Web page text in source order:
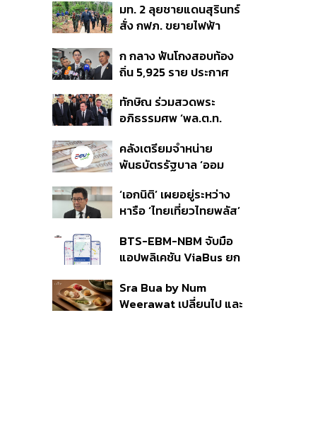
ชายแดน ท่าเรือน้ำลึก
ทวาย
มท. 2 ลุยชายแดนสุรินทร์
สั่ง กฟภ. ขยายไฟฟ้า
350’ เสริมความมั่นคง
ชายแดน
ก กลาง ฟันโกงสอบท้อง
ถิ่น 5,925 ราย ประกาศ
ราย รอ ป.ป.ช. ขีดเส้นแล้ว
เสร็จ 31 ส.ค.
ทักษิณ ร่วมสวดพระ
อภิธรรมศพ ‘พล.ต.ท.
สิน’ สิริอายุ 103 ปี แกนนำ
เพื่อไทย-บุคคลหลาก
คลังเตรียมจำหน่าย
พันธบัตรรัฐบาล ‘ออม
ก.ย.นี้ อาจเพิ่มสัดส่วนการ
ขายแบบ Small Lot First
‘เอกนิติ’ เผยอยู่ระหว่าง
หารือ ‘ไทยเที่ยวไทยพลัส’
แสนล้าน มั่นใจงบต่อ ‘ไทย
ช่วยไทย พลัส’ เฟส 2 มี
BTS-EBM-NBM จับมือ
แอปพลิเคชัน ViaBus ยก
รถไฟฟ้า 3 สายแบบเรียล
ไทม์
Sra Bua by Num
Weerawat เปลี่ยนไป และ